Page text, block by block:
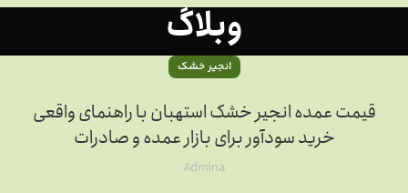
وبلاگ
انجیر خشک
قیمت عمده انجیر خشک استهبان با راهنمای واقعی
خرید سودآور برای بازار عمده و صادرات
Admina